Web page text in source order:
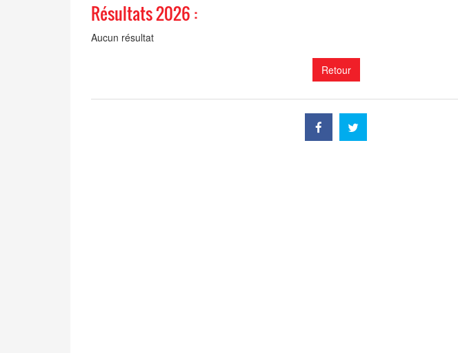
Résultats 2026 :
Aucun résultat
Retour